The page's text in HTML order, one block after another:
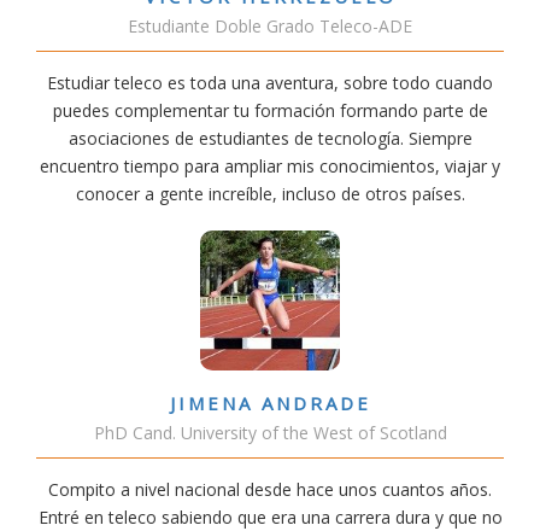
Estudiante Doble Grado Teleco-ADE
Estudiar teleco es toda una aventura, sobre todo cuando
puedes complementar tu formación formando parte de
asociaciones de estudiantes de tecnología. Siempre
encuentro tiempo para ampliar mis conocimientos, viajar y
conocer a gente increíble, incluso de otros países.
JIMENA ANDRADE
PhD Cand. University of the West of Scotland
Compito a nivel nacional desde hace unos cuantos años.
Entré en teleco sabiendo que era una carrera dura y que no